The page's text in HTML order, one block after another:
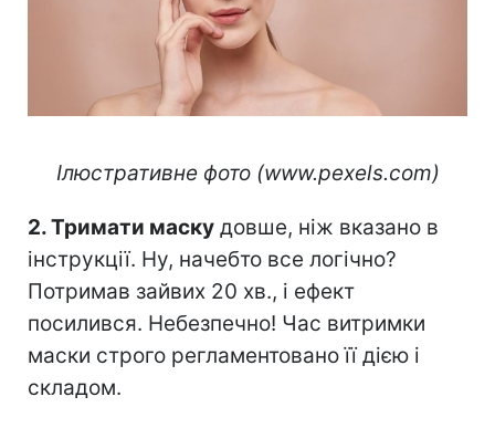
Ілюстративне фото (www.pexels.com)
2. Тримати маску довше, ніж вказано в
інструкції. Ну, начебто все логічно?
Потримав зайвих 20 хв., і ефект
посилився. Небезпечно! Час витримки
маски строго регламентовано її дією і
складом.